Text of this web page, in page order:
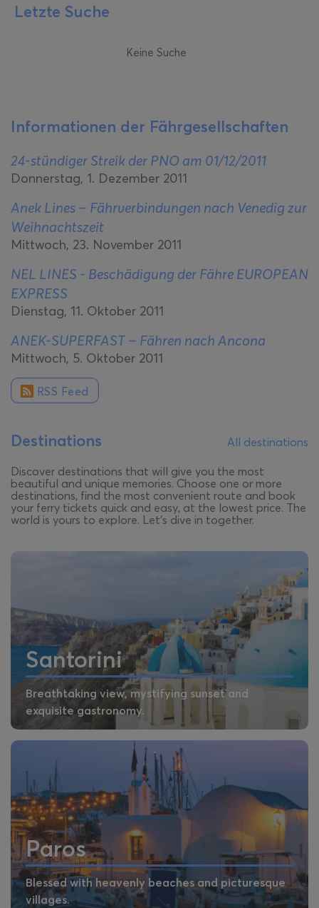
Letzte Suche
Keine Suche
Informationen der Fährgesellschaften
Donnerstag, 1. Dezember 2011
24-stündiger Streik der PNO am 01/12/2011
Mittwoch, 23. November 2011
Anek Lines – Fährverbindungen nach Venedig zur
Weihnachtszeit
Dienstag, 11. Oktober 2011
NEL LINES - Beschädigung der Fähre EUROPEAN
EXPRESS
Mittwoch, 5. Oktober 2011
ANEK-SUPERFAST – Fähren nach Ancona
RSS Feed
Destinations All destinations
Discover destinations that will give you the most
beautiful and unique memories. Choose one or more
destinations, find the most convenient route and book
your ferry tickets quick and easy, at the lowest price. The
world is yours to explore. Let’s dive in together.
Santorini
Breathtaking view, mystifying sunset and
exquisite gastronomy.
Paros
Blessed with heavenly beaches and picturesque
villages.